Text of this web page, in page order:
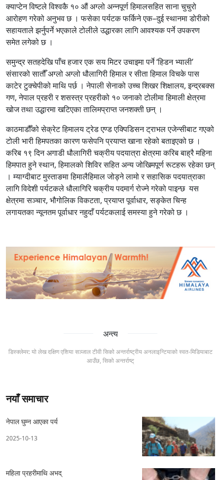
क्याप्टेन विष्टले विश्वकै १० औं अग्लो अन्नपूर्ण हिमालसहित साना चुचुरो
आरोहण गरेको अनुभव छ । फसेका पर्यटक फर्किने एक–दुई स्थानमा डोरीको
सहायताले झर्नुपर्ने भएकाले टोलीले उद्धारका लागि आवश्यक पर्ने उपकरण
समेत लगेको छ ।
समुन्द्र सतहदेखि पाँच हजार एक सय मिटर उचाइमा पर्ने ‘हिडन भ्याली’
संसारको सातौँ अग्लो अग्लो धौलागिरी हिमाल र सीता हिमाल विचके पास
काटेर टुक्चेपीको माथि पर्छ । नेपाली सेनाको उच्च शिखर शिक्षालय, इन्द्रबक्स
गण, नेपाल प्रहरी र शसस्त्र प्रहरीको १० जनाको टोलीमा हिमाली क्षेत्रमा
खोज तथा उद्धारमा खटिएका तालिमप्राप्त जनशक्ती छन् ।
काठमाडौँको सेक्रेट हिमालय ट्रेड एण्ड एक्पिडिसन ट्राभल एजेन्सीबाट गएको
टोली भारी हिमपतका कारण फसेपनि प्रयाप्त खाना रहेको बताइएको छ ।
करिब १९ दिन अगाडी धौलागिरी चक्रीय पदयात्रा क्षेत्रमा करिब बाह्रै महिना
हिमपात हुने स्थान, हिमालको शिविर सहित अन्य जोखिमपूर्ण रूटहरू रहेका छन्
। म्याग्दीबाट मुस्ताङमा हिमालैहिमाल जोड्ने लामो र सहासिक पदयात्राका
लागि विदेशी पर्यटकले धौलागिरि चक्रीय पदमार्ग रोज्ने गरेको पाइन्छ यस
क्षेत्रमा सञ्चार, भौगोलिक विकटता, प्रयाप्त पूर्वाधार, सङ्केत चिन्ह
लगायतका न्यूनतम पूर्वाधार नहुदाँ पर्यटकलाई समस्या हुने गरेको छ ।
अन्त्य
डिस्क्लेमर: यो लेख दक्षिण एशिया सञ्जाल टीवी सिको अन्तर्राष्ट्रीय अनलाइन्टियाको स्वत-मिडियाबाट
आउँछ, सिको अन्तर्राष्ट्
नयाँ समाचार
नेपाल घुम्न आएका पर्य
2025-10-13
महिला प्रहरीमाथि अभद्